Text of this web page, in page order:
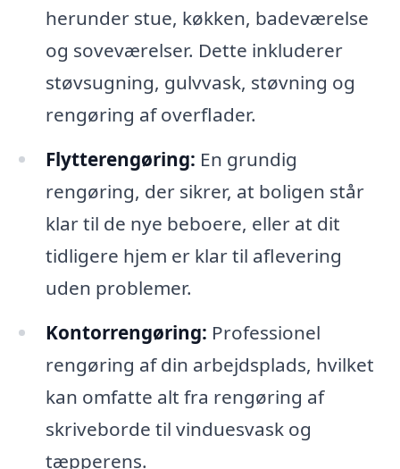
herunder stue, køkken, badeværelse
og soveværelser. Dette inkluderer
støvsugning, gulvvask, støvning og
rengøring af overflader.
Flytterengøring: En grundig
rengøring, der sikrer, at boligen står
klar til de nye beboere, eller at dit
tidligere hjem er klar til aflevering
uden problemer.
Kontorrengøring: Professionel
rengøring af din arbejdsplads, hvilket
kan omfatte alt fra rengøring af
skriveborde til vinduesvask og
tæpperens.